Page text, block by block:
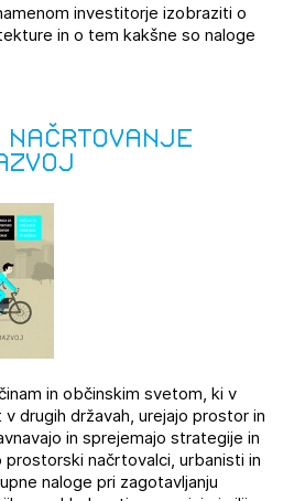
je namenjena le ZAPS
uporabnikom. Da lahko do nje
REGISTRIRAJTE SE
investitorje izobraziti o
in o tem kakšne so naloge
načrtovanje
in občinskim svetom, ki v
drugih državah, urejajo prostor in
in sprejemajo strategije in
načrtovalci, urbanisti in
naloge pri zagotavljanju